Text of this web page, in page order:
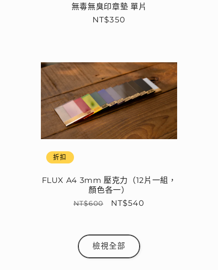
無毒無臭印章墊 單片
定
NT$350
折扣
FLUX A4 3mm 壓克力（12片一組，
顏色各一）
定
NT$600
售
NT$540
檢視全部